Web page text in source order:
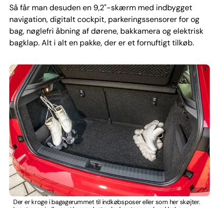
Så får man desuden en 9,2"-skærm med indbygget
navigation, digitalt cockpit, parkeringssensorer for og
bag, nøglefri åbning af dørene, bakkamera og elektrisk
bagklap. Alt i alt en pakke, der er et fornuftigt tilkøb.
Der er kroge i bagagerummet til indkøbsposer eller som her skøjter.